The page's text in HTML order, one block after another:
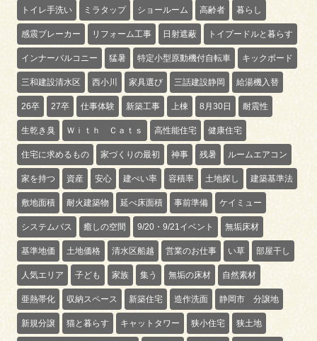
トイレ手洗い ミラタップ ショールーム 高齢者 暮らし
感震ブレーカー リフォーム工事 日射遮蔽 トイプードルと暮らす
インナーバルコニー 猛暑 特定小型原動機付自転車 キックボード
三和建設清水区 西小川 家具選び 三話建設静岡 給湯機入替
26卒 27卒 仕事体験 新築工事 上棟 8月30日 耐震性
生乾き臭 Ｗｉｔｈ Ｃａｔｓ 高性能住宅 健康住宅
住宅に求めるもの 家づくりの最初 神事 残暑 ルームエアコン
家を持つ 資産 安心 建ぺい率 容積率 土地探し 建築基準法
敷地面積 耐火建築物 延べ床面積 事前準備 ケイミュー
システムバス 癒しの空間 9/20・9/21イベント 無垢床材
基準地価 土地価格 清水区船越 営業のお仕事 い草 部屋干し
人気エリア 子ども 家族 集う 無垢の床材 自然素材
亜熱帯化 収納スペース 新築住宅 造作洗面 静岡市 分譲地
新規分譲 猫と暮らす キャットタワー 狭小住宅 狭土地